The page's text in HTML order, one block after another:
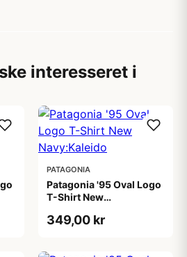
interesseret i
PATAGONIA
Patagonia '95 Oval Logo
T-Shirt New
349,00 kr